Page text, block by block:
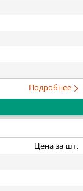
Подробнее
Цена за шт.